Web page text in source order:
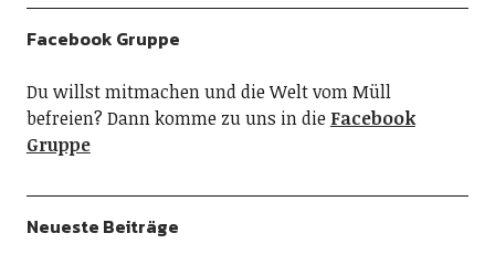
Facebook Gruppe
Du willst mitmachen und die Welt vom Müll
befreien? Dann komme zu uns in die Facebook
Gruppe
Neueste Beiträge